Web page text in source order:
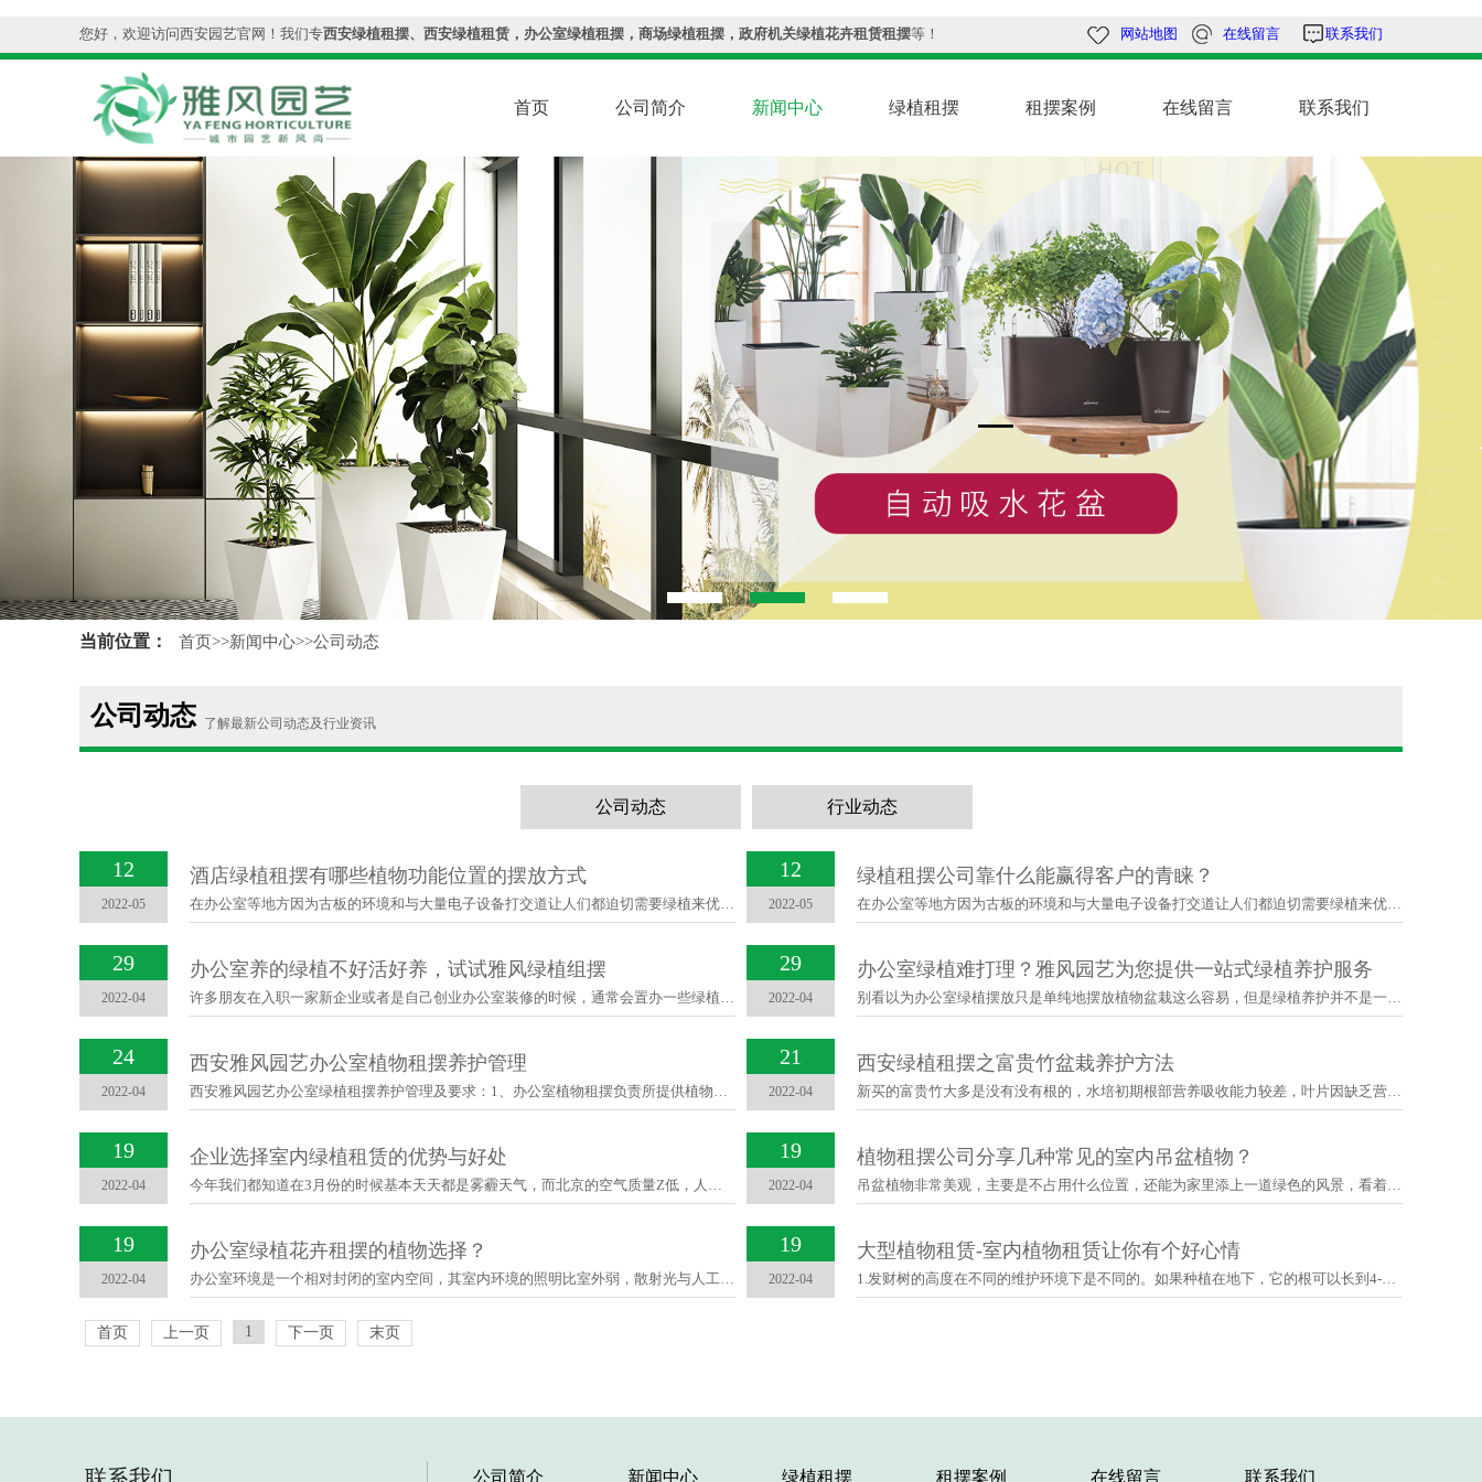
您好，欢迎访问西安园艺官网！我们专西安绿植租摆、西安绿植租赁，办公室绿植租摆，商场绿植租摆，政府机关绿植花卉租赁租摆等！ 网站地图 在线留言 联系我们
首页 公司简介 新闻中心 绿植租摆 租摆案例 在线留言 联系我们
当前位置： 首页>>新闻中心>>公司动态
公司动态 了解最新公司动态及行业资讯
公司动态 行业动态
12
2022-05
酒店绿植租摆有哪些植物功能位置的摆放方式
在办公室等地方因为古板的环境和与大量电子设备打交道让人们都迫切需要绿植来优化环境，所以如今···
12
2022-05
绿植租摆公司靠什么能赢得客户的青睐？
在办公室等地方因为古板的环境和与大量电子设备打交道让人们都迫切需要绿植来优化环境，所以如今···
29
2022-04
办公室养的绿植不好活好养，试试雅风绿植组摆
许多朋友在入职一家新企业或者是自己创业办公室装修的时候，通常会置办一些绿植在自己的办公室，···
29
2022-04
办公室绿植难打理？雅风园艺为您提供一站式绿植养护服务
别看以为办公室绿植摆放只是单纯地摆放植物盆栽这么容易，但是绿植养护并不是一件简单的事情。办···
24
2022-04
西安雅风园艺办公室植物租摆养护管理
西安雅风园艺办公室绿植租摆养护管理及要求：1、办公室植物租摆负责所提供植物的日常管理（浇水···
21
2022-04
西安绿植租摆之富贵竹盆栽养护方法
新买的富贵竹大多是没有没有根的，水培初期根部营养吸收能力较差，叶片因缺乏营养而发黄，此时加···
19
2022-04
企业选择室内绿植租赁的优势与好处
今年我们都知道在3月份的时候基本天天都是雾霾天气，而北京的空气质量Z低，人们出门都要带着防···
19
2022-04
植物租摆公司分享几种常见的室内吊盆植物？
吊盆植物非常美观，主要是不占用什么位置，还能为家里添上一道绿色的风景，看着就是比较舒心，那···
19
2022-04
办公室绿植花卉租摆的植物选择？
办公室环境是一个相对封闭的室内空间，其室内环境的照明比室外弱，散射光与人工照明是主要的光线···
19
2022-04
大型植物租赁-室内植物租赁让你有个好心情
1.发财树的高度在不同的维护环境下是不同的。如果种植在地下，它的根可以长到4-5米的高度，···
首页 上一页 1 下一页 末页
公司简介 新闻中心 绿植租摆 租摆案例 在线留言 联系我们